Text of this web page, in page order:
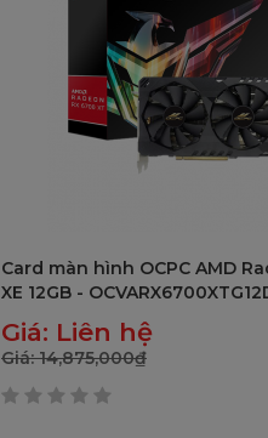
Card màn hình OCPC AMD
XE 12GB -
Giá: Liên hệ
Giá:14,875,000₫